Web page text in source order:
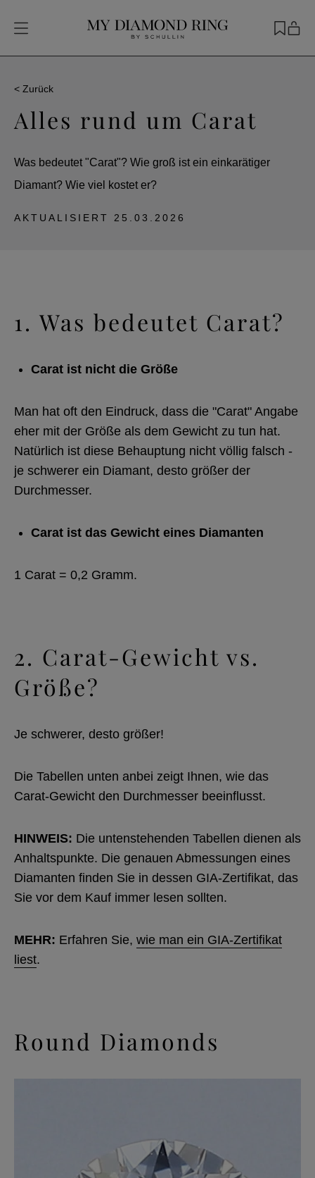
< Zurück
Alles rund um Carat
Was bedeutet "Carat"? Wie groß ist ein einkarätiger
Diamant? Wie viel kostet er?
AKTUALISIERT 25.03.2026
1. Was bedeutet Carat?
Carat ist nicht die Größe
Man hat oft den Eindruck, dass die "Carat" Angabe
eher mit der Größe als dem Gewicht zu tun hat.
Natürlich ist diese Behauptung nicht völlig falsch -
je schwerer ein Diamant, desto größer der
Durchmesser.
Carat ist das Gewicht eines Diamanten
1 Carat = 0,2 Gramm.
2. Carat-Gewicht vs.
Größe?
Je schwerer, desto größer!
Die Tabellen unten anbei zeigt Ihnen, wie das
Carat-Gewicht den Durchmesser beeinflusst.
HINWEIS: Die untenstehenden Tabellen dienen als
Anhaltspunkte. Die genauen Abmessungen eines
Diamanten finden Sie in dessen GIA-Zertifikat, das
Sie vor dem Kauf immer lesen sollten.
MEHR: Erfahren Sie, wie man ein GIA-Zertifikat
liest.
Round Diamonds